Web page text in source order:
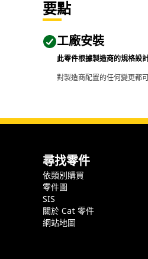
要點
工廠安裝
此零件根據製造商的規格設
對製造商配置的任何變更都
尋找零件
依類別購買
零件圖
SIS
關於 Cat 零件
網站地圖